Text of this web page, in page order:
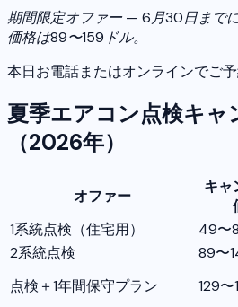
期間限定オファー — 6月30日まで
価格は89〜159ドル。
本日お電話またはオンラインでご予
夏季エアコン点検キャ
（2026年）
オファー
キャ
1系統点検（住宅用）
49〜
2系統点検
89〜
点検＋1年間保守プラン
129